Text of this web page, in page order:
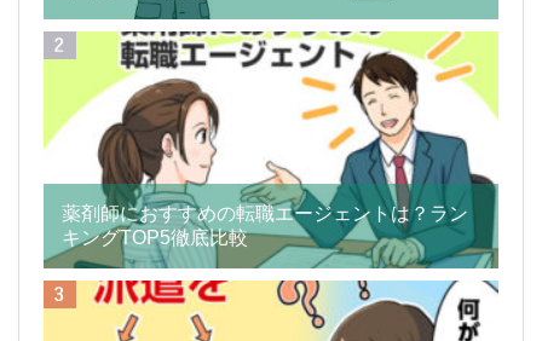
薬剤師におすすめの転職エージェントは？ラン
キングTOP5徹底比較